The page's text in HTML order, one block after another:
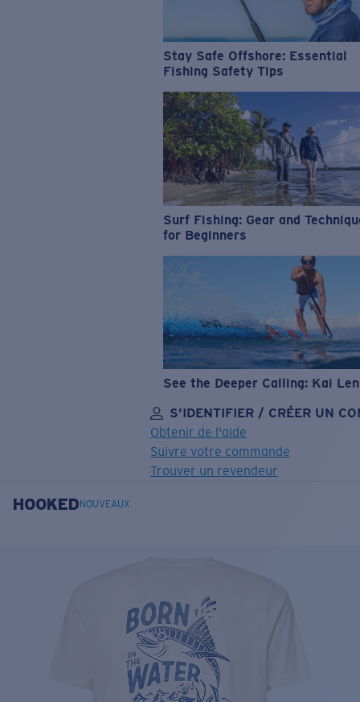
Stay Safe Offshore: Essential
Fishing Safety Tips
Surf Fishing: Gear and
for Beginners
See the Deeper Calling: Kai
S’IDENTIFIER / CRÉER UN
Obtenir de l'aide
Suivre votre commande
Trouver un revendeur
OBJECTIF MIS À JOUR
Prix : Gratuit
Quantité:
HOOKED NOUVEAUX